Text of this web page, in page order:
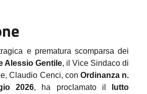
e prematura scomparsa dei
Alessio Gentile, il Vice Sindaco di
Claudio Cenci, con Ordinanza n.
2026, ha proclamato il
lutto